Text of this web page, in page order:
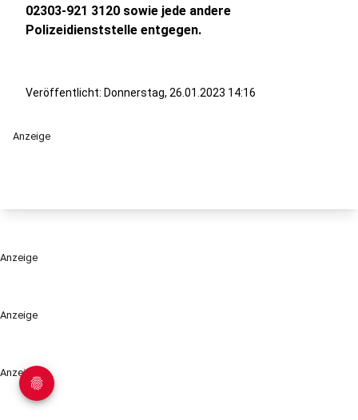
Anzeige
Anzeige
02303-921 3120 sowie jede andere
Polizeidienststelle entgegen.
Veröffentlicht: Donnerstag, 26.01.2023 14:16
Anzeige
Anzeige